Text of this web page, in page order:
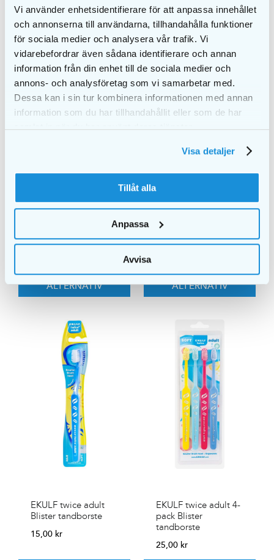
Vi använder enhetsidentifierare för att anpassa innehållet
och annonserna till användarna, tillhandahålla funktioner
för sociala medier och analysera vår trafik. Vi
vidarebefordrar även sådana identifierare och annan
information från din enhet till de sociala medier och
annons- och analysföretag som vi samarbetar med.
Dessa kan i sin tur kombinera informationen med annan
information som du har tillhandahållit eller som de har
samlat in när du har använt deras tjänster.
Visa detaljer
Tillåt alla
Anpassa
Avvisa
LIKNANDE PRODUKTER
15,00kr
VÄLJ
ALTERNATIV
EKULF twice baby
Blister tandborste
15,00kr
VÄLJ
ALTERNATIV
EKULF twice adult
Blister tandborste
15,00 kr
EKULF twice adult 4-
pack Blister
tandborste
25,00 kr